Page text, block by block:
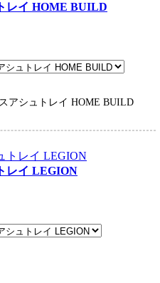
レイ HOME BUILD
シュトレイ HOME BUILD
レイ LEGION